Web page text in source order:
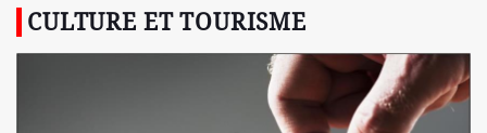
CULTURE ET TOURISME